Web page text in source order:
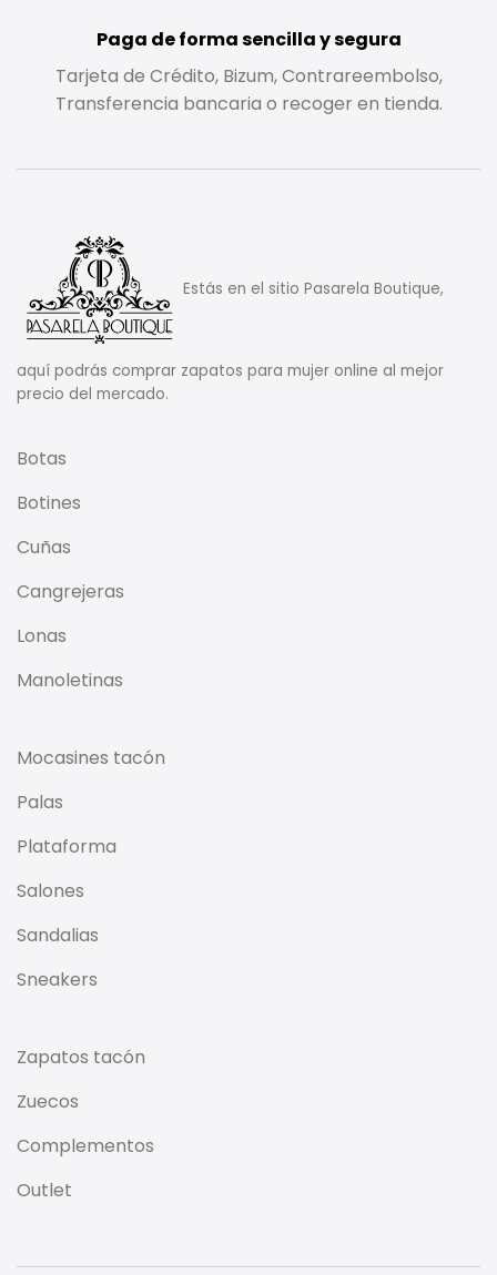
Paga de forma sencilla y segura
Tarjeta de Crédito, Bizum, Contrareembolso,
Transferencia bancaria o recoger en tienda.
Estás en el sitio Pasarela Boutique,
aquí podrás comprar zapatos para mujer online al mejor
precio del mercado.
Botas
Botines
Cuñas
Cangrejeras
Lonas
Manoletinas
Mocasines tacón
Palas
Plataforma
Salones
Sandalias
Sneakers
Zapatos tacón
Zuecos
Complementos
Outlet